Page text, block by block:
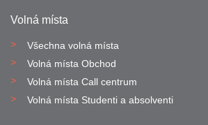
Volná místa
Všechna volná místa
Volná místa Obchod
Volná místa Call centrum
Volná místa Studenti a absolventi